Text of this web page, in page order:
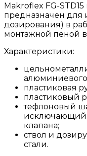
Makroflex FG-
предназначен для
дозирования) в
монтажной пеной в
Характеристики:
алюминиевого
пластиковая
пластиковый
тефлоновый
исключающий
клапана;
ствол и
стали.